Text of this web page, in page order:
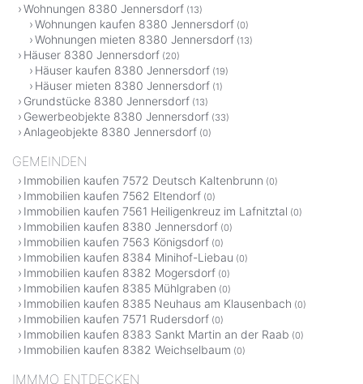
Wohnungen 8380 Jennersdorf (13)
Wohnungen kaufen 8380 Jennersdorf (0)
Wohnungen mieten 8380 Jennersdorf (13)
Häuser 8380 Jennersdorf (20)
Häuser kaufen 8380 Jennersdorf (19)
Häuser mieten 8380 Jennersdorf (1)
Grundstücke 8380 Jennersdorf (13)
Gewerbeobjekte 8380 Jennersdorf (33)
Anlageobjekte 8380 Jennersdorf (0)
GEMEINDEN
Immobilien kaufen 7572 Deutsch Kaltenbrunn (0)
Immobilien kaufen 7562 Eltendorf (0)
Immobilien kaufen 7561 Heiligenkreuz im Lafnitztal (0)
Immobilien kaufen 8380 Jennersdorf (0)
Immobilien kaufen 7563 Königsdorf (0)
Immobilien kaufen 8384 Minihof-Liebau (0)
Immobilien kaufen 8382 Mogersdorf (0)
Immobilien kaufen 8385 Mühlgraben (0)
Immobilien kaufen 8385 Neuhaus am Klausenbach (0)
Immobilien kaufen 7571 Rudersdorf (0)
Immobilien kaufen 8383 Sankt Martin an der Raab (0)
Immobilien kaufen 8382 Weichselbaum (0)
IMMMO ENTDECKEN